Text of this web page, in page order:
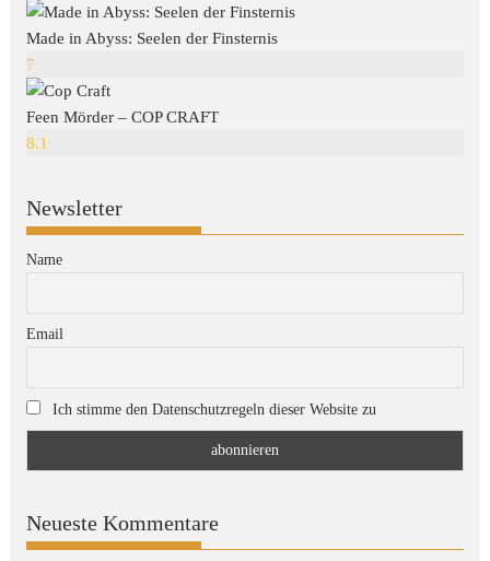
Made in Abyss: Seelen der Finsternis
7
Feen Mörder – COP CRAFT
8.1
Newsletter
Name
Email
Ich stimme den Datenschutzregeln dieser Website zu
Neueste Kommentare